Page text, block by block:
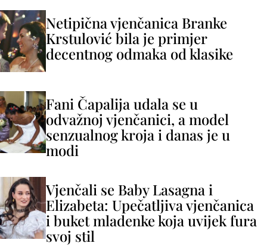
Netipična vjenčanica Branke
Krstulović bila je primjer
decentnog odmaka od klasike
Fani Čapalija udala se u
odvažnoj vjenčanici, a model
senzualnog kroja i danas je u
modi
Vjenčali se Baby Lasagna i
Elizabeta: Upečatljiva vjenčanica
i buket mladenke koja uvijek fura
svoj stil